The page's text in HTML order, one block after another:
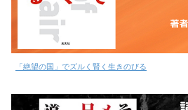
「絶望の国」でズルく賢く生きのびる